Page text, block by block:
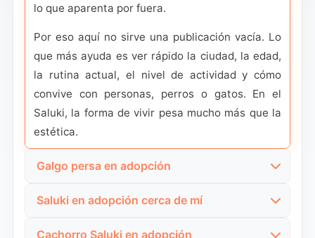
lo que aparenta por fuera.
Por eso aquí no sirve una publicación vacía. Lo
que más ayuda es ver rápido la ciudad, la edad,
la rutina actual, el nivel de actividad y cómo
convive con personas, perros o gatos. En el
Saluki, la forma de vivir pesa mucho más que la
estética.
Galgo persa en adopción
En España mucha gente no busca por Saluki,
sino por galgo persa. Esa intención suele ser
muy clara y está orientada a ver perros
Saluki en adopción cerca de mí
Esta búsqueda tiene intención alta porque el
Cachorro Saluki en adopción